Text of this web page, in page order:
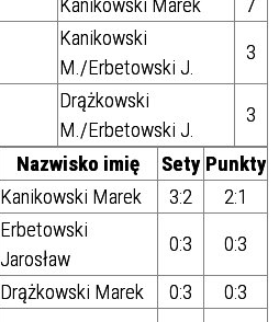
Kanikowski
M./Erbetowski J.
3
Drążkowski
M./Erbetowski J.
3
Nazwisko imię Sety Punkty
Kanikowski Marek 3:2
2:1
Erbetowski
Jarosław
0:3
0:3
Drążkowski Marek 0:3 0:3